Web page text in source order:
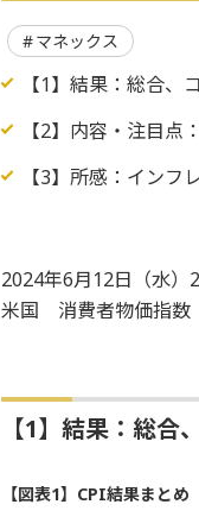
マネックス
【1】結果：総合、
【2】内容・注目
【3】所感：イン
2024年6月12日（水）
米国 消費者物価指数
【1】結果：総
【図表1】CPI結果まとめ